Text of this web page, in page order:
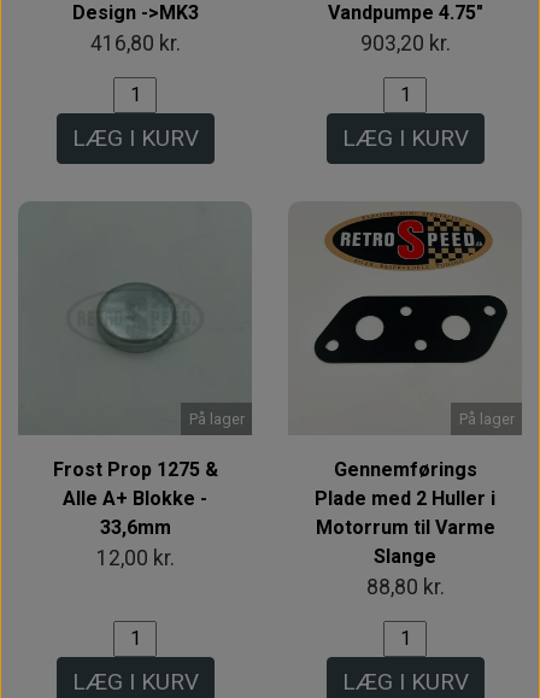
Design ->MK3
416,80 kr.
LÆG I KURV
Vandpumpe 4.75"
903,20 kr.
LÆG I KURV
På lager
Frost Prop 1275 &
Alle A+ Blokke -
33,6mm
12,00 kr.
LÆG I KURV
På lager
Gennemførings
Plade med 2 Huller i
Motorrum til Varme
Slange
88,80 kr.
LÆG I KURV